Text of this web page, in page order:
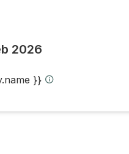
2026
}}